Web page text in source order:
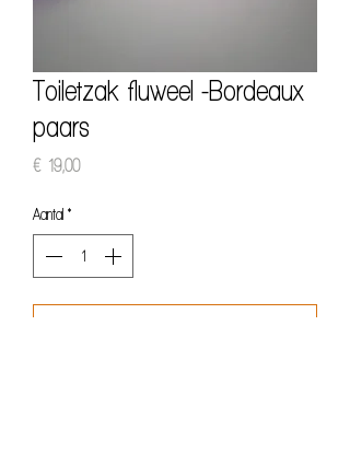
Toiletzak fluweel -Bordeaux
paars
€ 19,00Prijs
Aantal *